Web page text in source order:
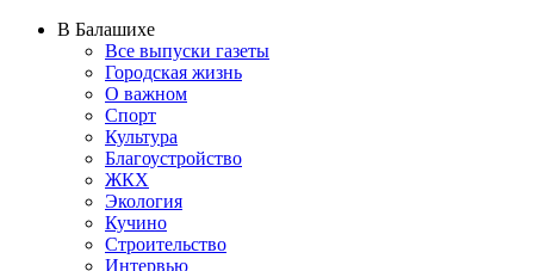
В Балашихе
Все выпуски газеты
Городская жизнь
О важном
Спорт
Культура
Благоустройство
ЖКХ
Экология
Кучино
Строительство
Интервью